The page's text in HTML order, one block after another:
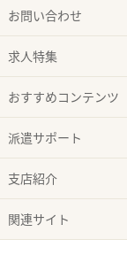
お問い合わせ
求人特集
おすすめコンテンツ
派遣サポート
支店紹介
関連サイト